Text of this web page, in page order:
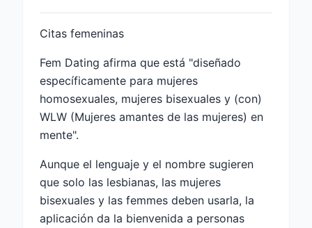
Citas femeninas
Fem Dating afirma que está "diseñado
específicamente para mujeres
homosexuales, mujeres bisexuales y (con)
WLW (Mujeres amantes de las mujeres) en
mente".
Aunque el lenguaje y el nombre sugieren
que solo las lesbianas, las mujeres
bisexuales y las femmes deben usarla, la
aplicación da la bienvenida a personas